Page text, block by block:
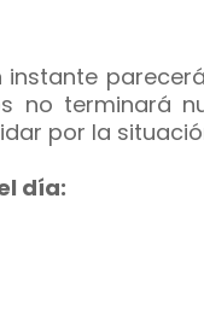
instante
no terminará
por la
día: